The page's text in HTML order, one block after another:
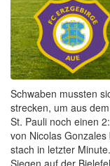
Schwaben mussten
strecken, um aus
St. Pauli noch einen
von Nicolas
stach in letzter
Siegen auf der